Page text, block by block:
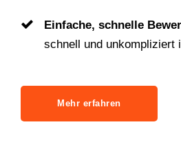
Einfache, schnelle
schnell und unkompliziert
Mehr erfahren